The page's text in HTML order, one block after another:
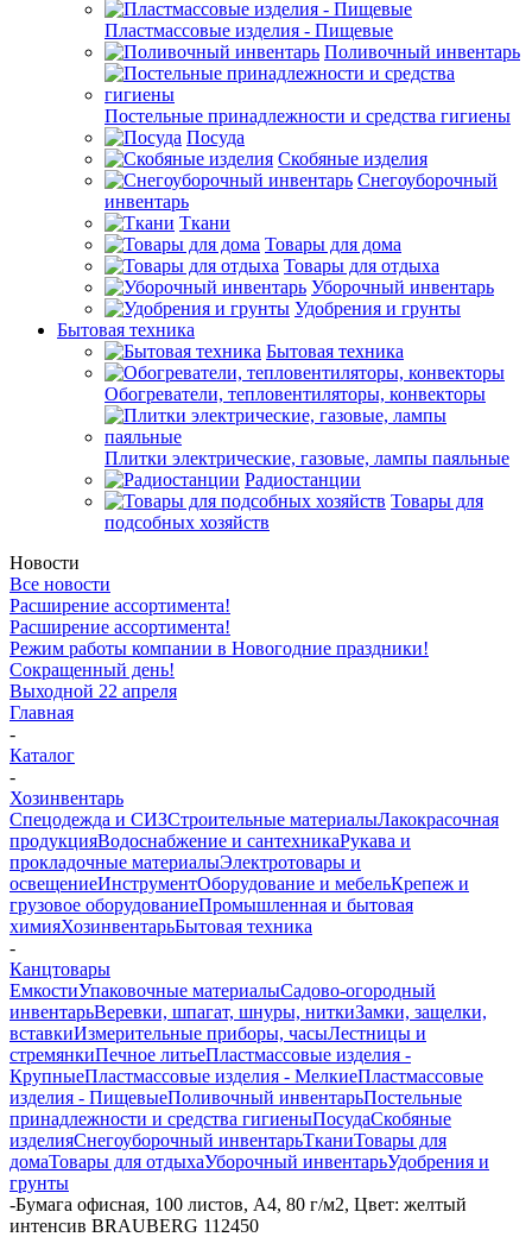
Пластмассовые изделия - Пищевые
Поливочный инвентарь
Постельные принадлежности и средства гигиены
Посуда
Скобяные изделия
Снегоуборочный
инвентарь
Ткани
Товары для дома
Товары для отдыха
Уборочный инвентарь
Удобрения и грунты
Бытовая техника
Бытовая техника
Обогреватели, тепловентиляторы, конвекторы
Плитки электрические, газовые, лампы паяльные
Радиостанции
Товары для
подсобных хозяйств
Новости
Все новости
Расширение ассортимента!
Расширение ассортимента!
Режим работы компании в Новогодние праздники!
Сокращенный день!
Выходной 22 апреля
Главная
-
Каталог
-
Хозинвентарь
Спецодежда и СИЗСтроительные материалыЛакокрасочная
продукцияВодоснабжение и сантехникаРукава и
прокладочные материалыЭлектротовары и
освещениеИнструментОборудование и мебельКрепеж и
грузовое оборудованиеПромышленная и бытовая
химияХозинвентарьБытовая техника
-
Канцтовары
ЕмкостиУпаковочные материалыСадово-огородный
инвентарьВеревки, шпагат, шнуры, ниткиЗамки, защелки,
вставкиИзмерительные приборы, часыЛестницы и
стремянкиПечное литьеПластмассовые изделия -
КрупныеПластмассовые изделия - МелкиеПластмассовые
изделия - ПищевыеПоливочный инвентарьПостельные
принадлежности и средства гигиеныПосудаСкобяные
изделияСнегоуборочный инвентарьТканиТовары для
домаТовары для отдыхаУборочный инвентарьУдобрения и
грунты
-Бумага офисная, 100 листов, А4, 80 г/м2, Цвет: желтый
интенсив BRAUBERG 112450